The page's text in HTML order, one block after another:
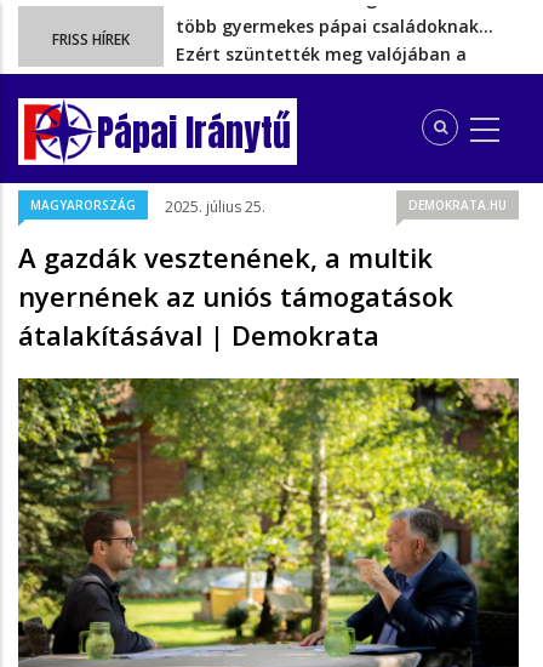
FRISS HÍREK
Ezért szüntették meg valójában a
szén‑dioxid‑kvóta‑adót
Energiakrízis: Magyar Péter szerint még
hetekig nem lehet…
A spanyol enklávét elárasztják a
tengeren érkező migránsok
Rétvári Bence: Magyar Péter gőzerővel
hátrál ki a tanároknak tett…
Az iskolakezdési támogatásból kieső
több gyermekes pápai családoknak…
Pápai Iránytű
MAGYARORSZÁG 2025. július 25. DEMOKRATA.HU
A gazdák vesztenének, a multik
nyernének az uniós támogatások
átalakításával | Demokrata